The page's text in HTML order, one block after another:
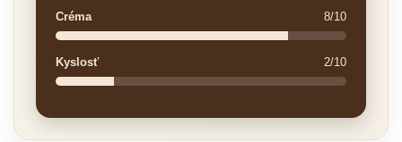
Créma 8/10
Kyslosť 2/10